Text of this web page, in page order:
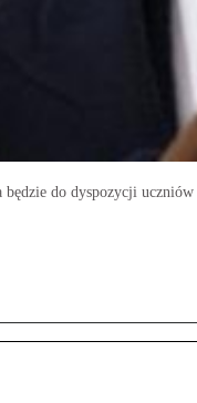
będzie do dyspozycji uczniów